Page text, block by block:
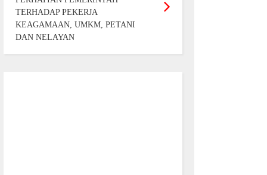
TERHADAP PEKERJA
KEAGAMAAN, UMKM, PETANI
DAN NELAYAN